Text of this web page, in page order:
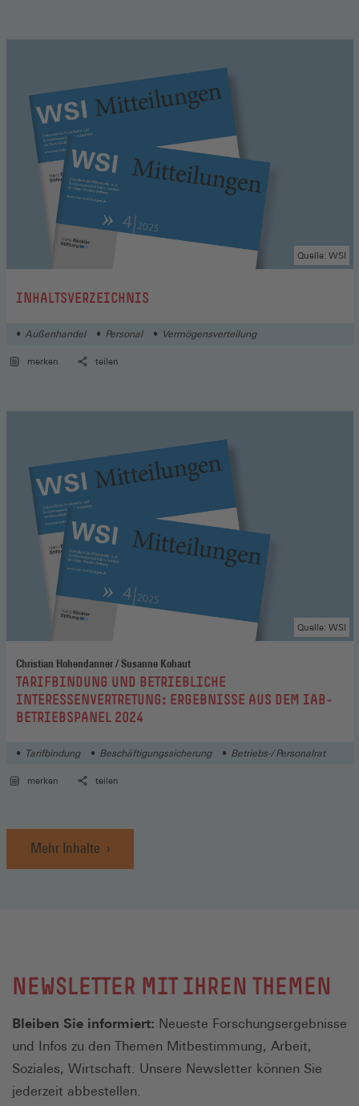
:INHALTSVERZEICHNIS
Quelle: WSI
Außenhandel Personal Vermögensverteilung
merken teilen
Christian Hohendanner / Susanne Kohaut
:
TARIFBINDUNG UND BETRIEBLICHE
INTERESSENVERTRETUNG: ERGEBNISSE AUS DEM IAB-
BETRIEBSPANEL 2024
Quelle: WSI
Tarifbindung Beschäftigungssicherung Betriebs-/ Personalrat
merken teilen
Mehr Inhalte
NEWSLETTER MIT IHREN THEMEN
Bleiben Sie informiert: Neueste Forschungsergebnisse
und Infos zu den Themen Mitbestimmung, Arbeit,
Soziales, Wirtschaft. Unsere Newsletter können Sie
jederzeit abbestellen.